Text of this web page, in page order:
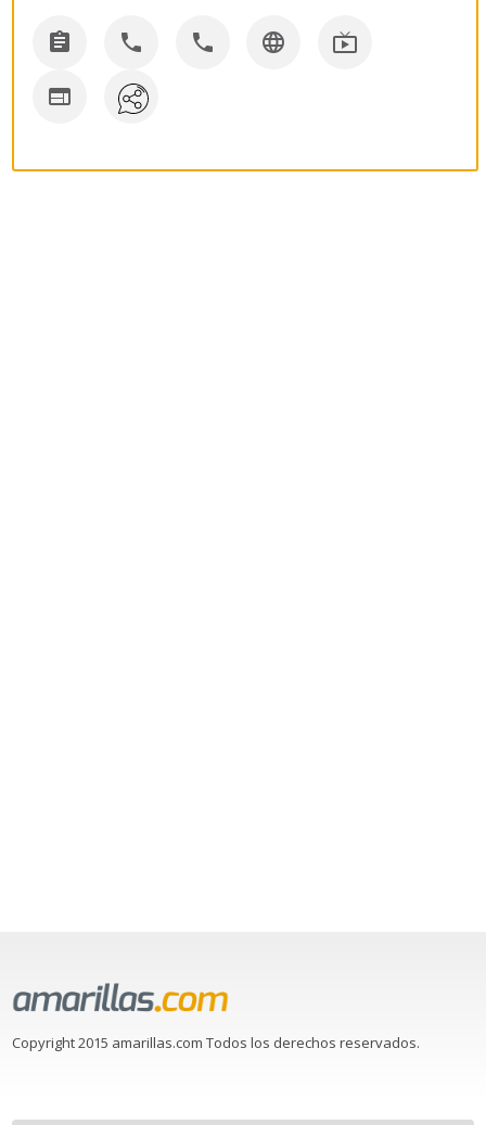
    

Copyright 2015 amarillas.com Todos los derechos reservados.